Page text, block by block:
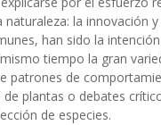
la innovación
han sido la
tiempo la gran
patrones de
plantas o debates
de especies.